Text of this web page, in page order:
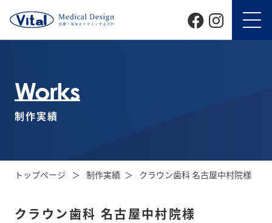
Works
制作実績
トップページ 制作実績 クラウン歯科 名古屋中村院様
クラウン歯科 名古屋中村院様